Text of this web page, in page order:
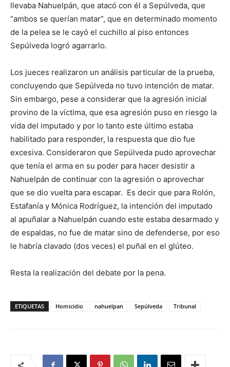
llevaba Nahuelpán, que atacó con él a Sepúlveda, que
“ambos se querían matar”, que en determinado momento
de la pelea se le cayó el cuchillo al piso entonces
Sepúlveda logró agarrarlo.
Los jueces realizaron un análisis particular de la prueba,
concluyendo que Sepúlveda no tuvo intención de matar.
Sin embargo, pese a considerar que la agresión inicial
provino de la víctima, que esa agresión puso en riesgo la
vida del imputado y por lo tanto este último estaba
habilitado para responder, la respuesta que dio fue
excesiva. Consideraron que Sepúlveda pudo aprovechar
que tenía el arma en su poder para hacer desistir a
Nahuelpán de continuar con la agresión o aprovechar
que se dio vuelta para escapar. Es decir que para Rolón,
Estafanía y Mónica Rodríguez, la intención del imputado
al apuñalar a Nahuelpán cuando este estaba desarmado y
de espaldas, no fue de matar sino de defenderse, por eso
le habría clavado (dos veces) el puñal en el glúteo.
Resta la realización del debate por la pena.
ETIQUETAS Homicidio nahuelpan Sepúlveda Tribunal